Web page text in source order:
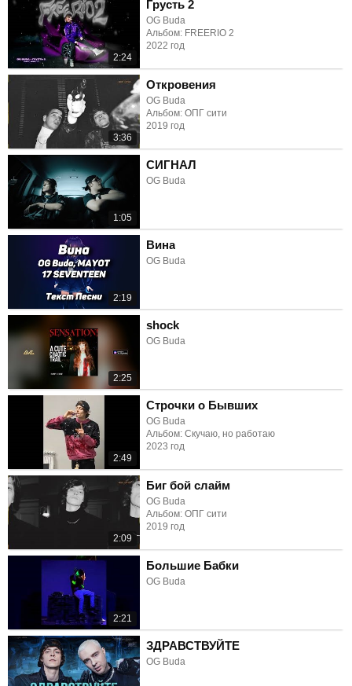
2:24
Грусть 2
OG Buda
Альбом: FREERIO 2
2022 год
3:36
Откровения
OG Buda
Альбом: ОПГ сити
2019 год
1:05
СИГНАЛ
OG Buda
2:19
Вина
OG Buda
2:25
shock
OG Buda
2:49
Строчки о Бывших
OG Buda
Альбом: Скучаю, но работаю
2023 год
2:09
Биг бой слайм
OG Buda
Альбом: ОПГ сити
2019 год
2:21
Большие Бабки
OG Buda
ЗДРАВСТВУЙТЕ
OG Buda